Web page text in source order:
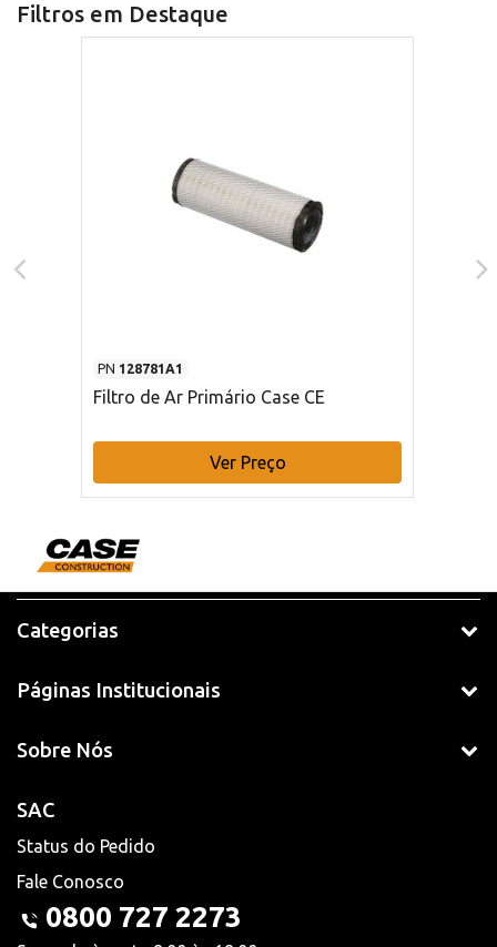
Filtros em Destaque
PN 128781A1
Filtro de Ar Primário Case CE
Ver Preço
Categorias
Páginas Institucionais
Sobre Nós
SAC
Status do Pedido
Fale Conosco
0800 727 2273